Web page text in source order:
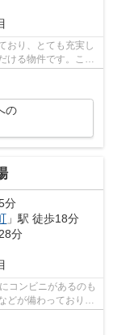
おり、とても充実し
ける物件です。こち
の
分
」駅 徒歩18分
分
コンビニがあるのも
どが備わっておりと